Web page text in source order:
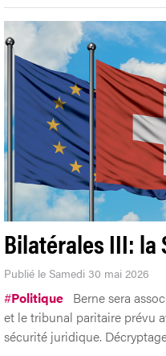
Bilatérales III: la
Publié le Samedi 30 mai 2026
#Politique Berne sera
et le tribunal paritaire prévu
sécurité juridique.